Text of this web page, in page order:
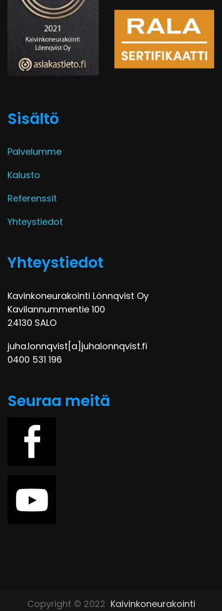
Sisältö
Palvelumme
Kalusto
Referenssit
Yhteystiedot
Yhteystiedot
Kavinkoneurakointi Lönnqvist Oy
Kavilannummentie 100
24130 SALO
juha.lonnqvist[a]juhalonnqvist.fi
0400 531 196
Seuraa meitä
Copyright © 2022 Kaivinkoneurakointi